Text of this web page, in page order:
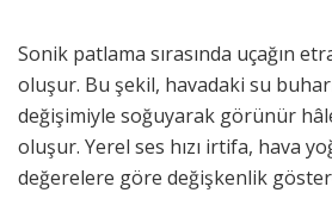
Sonik patlama sırasında uçağın
oluşur. Bu şekil, havadaki su
değişimiyle soğuyarak görünür
oluşur. Yerel ses hızı irtifa, hava
değerelere göre değişkenlik